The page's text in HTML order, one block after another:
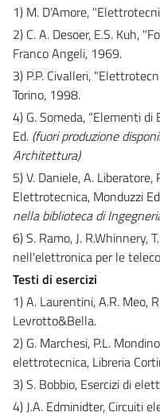
1) M. D’Amore,
2) C. A. Desoer, E.S. Kuh,
Franco Angeli, 1969.
3) P.P. Civalleri,
Torino, 1998.
4) G. Someda, “Elementi
Ed. (fuori produzione
Architettura)
5) V. Daniele, A. Liberatore,
Elettrotecnica, Monduzzi
nella biblioteca di
6) S. Ramo, J. R.Whinnery,
nell'elettronica per le
Testi di esercizi
1) A. Laurentini, A.R. Meo,
Levrotto&Bella.
2) G. Marchesi, P.L.
elettrotecnica, Libreria
3) S. Bobbio, Esercizi di
4) J.A. Edminidter, Circuiti